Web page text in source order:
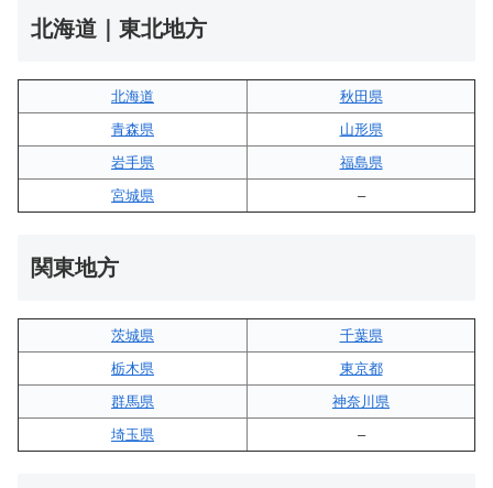
北海道｜東北地方
北海道
秋田県
青森県
山形県
岩手県
福島県
宮城県
–
関東地方
茨城県
千葉県
栃木県
東京都
群馬県
神奈川県
埼玉県
–